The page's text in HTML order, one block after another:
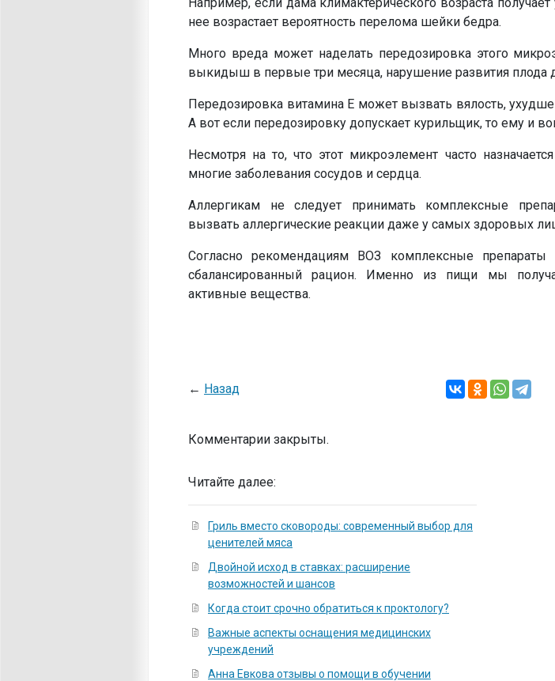
нее возрастает вероятность перелома шейки бедра.
Много вреда может наделать передозировка этого
выкидыш в первые три месяца, нарушение развития плода
Передозировка витамина Е может вызвать вялость,
А вот если передозировку допускает курильщик, то ему и
Несмотря на то, что этот микроэлемент часто
многие заболевания сосудов и сердца.
Аллергикам не следует принимать комплексные
вызвать аллергические реакции даже у самых здоровых
Согласно рекомендациям ВОЗ комплексные
сбалансированный рацион. Именно из пищи мы
активные вещества.
← Назад
Комментарии закрыты.
Читайте далее:
Гриль вместо сковороды: современный выбор для
ценителей мяса
Двойной исход в ставках: расширение
возможностей и шансов
Когда стоит срочно обратиться к проктологу?
Важные аспекты оснащения медицинских
учреждений
Анна Евкова отзывы о помощи в обучении